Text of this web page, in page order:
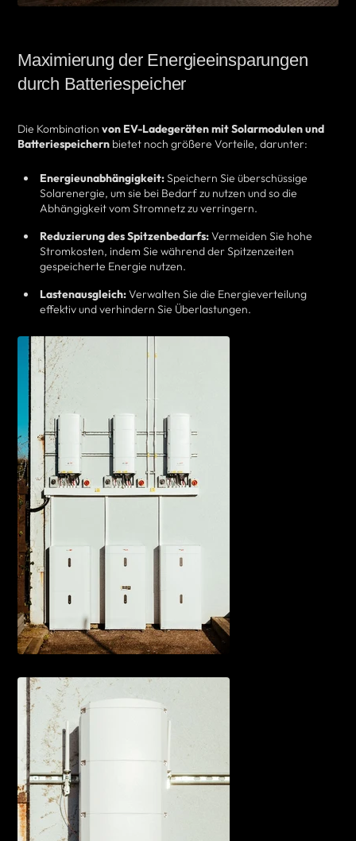
Maximierung der Energieeinsparungen
durch Batteriespeicher
Die Kombination von EV-Ladegeräten mit Solarmodulen und
Batteriespeichern bietet noch größere Vorteile, darunter:
Energieunabhängigkeit:Speichern Sie überschüssige
Solarenergie, um sie bei Bedarf zu nutzen und so die
Abhängigkeit vom Stromnetz zu verringern.
Reduzierung des Spitzenbedarfs:Vermeiden Sie hohe
Stromkosten, indem Sie während der Spitzenzeiten
gespeicherte Energie nutzen.
Lastenausgleich:Verwalten Sie die Energieverteilung
effektiv und verhindern Sie Überlastungen.